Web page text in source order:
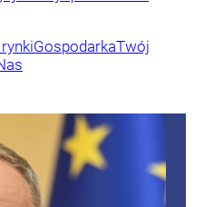
GospodarkaTwój